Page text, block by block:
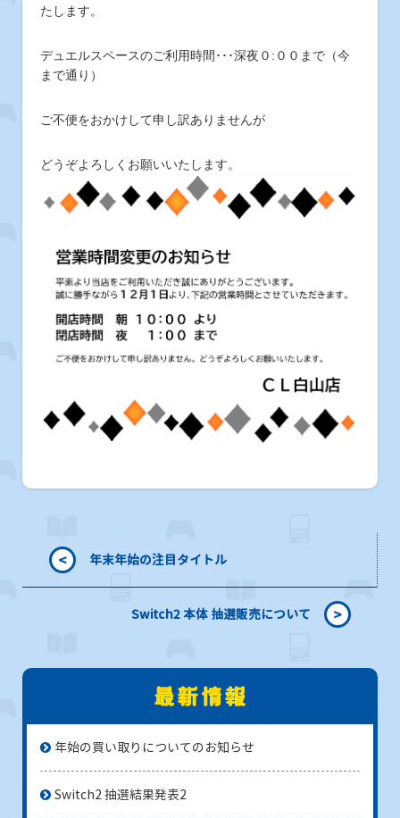
たします。
デュエルスペースのご利用時間･･･深夜０:００まで（今
まで通り）
ご不便をおかけして申し訳ありませんが
どうぞよろしくお願いいたします。
< 年末年始の注目タイトル
Switch2 本体 抽選販売について >
年始の買い取りについてのお知らせ
Switch2 抽選結果発表2